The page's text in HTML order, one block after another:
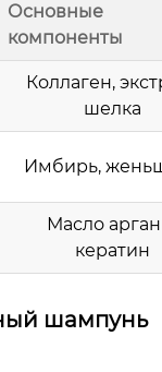
Основные
компоненты
Коллаген,
шелка
Имбирь,
Масло
кератин
шампунь